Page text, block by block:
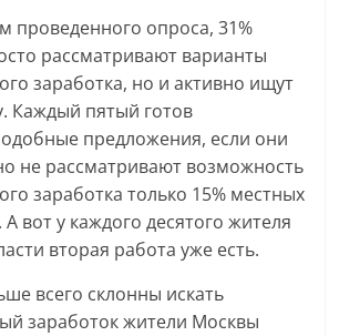
проведенного опроса, 31%
рассматривают варианты
заработка, но и активно ищут
Каждый пятый готов
предложения, если они
не рассматривают возможность
заработка только 15% местных
вот у каждого десятого жителя
вторая работа уже есть.
всего склонны искать
заработок жители Москвы